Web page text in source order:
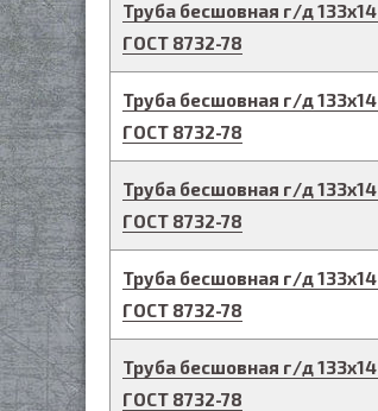
Труба бесшовная г/д133х14
ГОСТ 8732-78
Труба бесшовная г/д133х14
ГОСТ 8732-78
Труба бесшовная г/д133х14
ГОСТ 8732-78
Труба бесшовная г/д133х14
ГОСТ 8732-78
Труба бесшовная г/д133х14
ГОСТ 8732-78